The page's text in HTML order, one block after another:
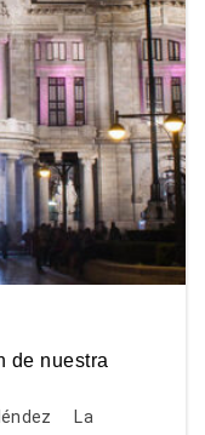
de nuestra
Méndez La